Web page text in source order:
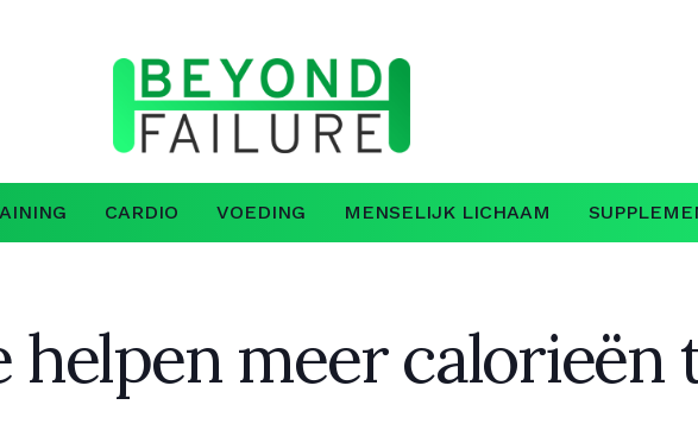
CARDIO VOEDING MENSELIJK LICHAAM
helpen meer calorieën